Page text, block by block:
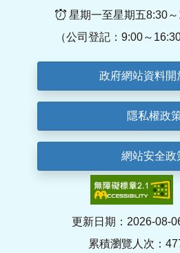
星期一至星期五8:30
（公司登記：9:00～
政府網站資料開
隱私權政
網站安全政
更新日期：2026-08-
累積瀏覽人次：